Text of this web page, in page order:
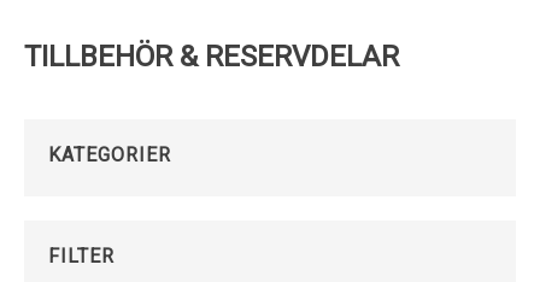
Övrigt & Merch
TILLBEHÖR & RESERVDELAR
KATEGORIER
FILTER